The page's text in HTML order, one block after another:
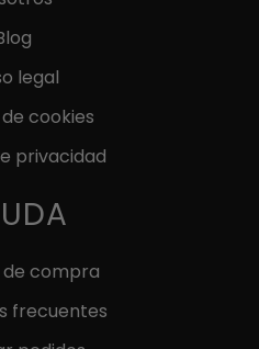
legal
cookies
privacidad
de compra
frecuentes